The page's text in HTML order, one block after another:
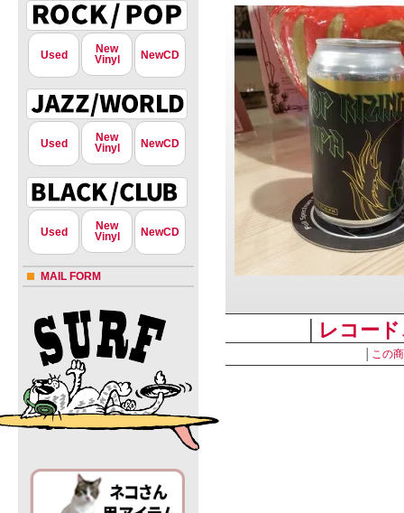
Used
New
Vinyl
NewCD
Used
New
Vinyl
NewCD
Used
New
Vinyl
NewCD
MAIL FORM
none
レコー
この